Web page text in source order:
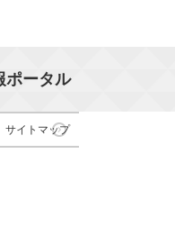
ポータル
サイトマップ